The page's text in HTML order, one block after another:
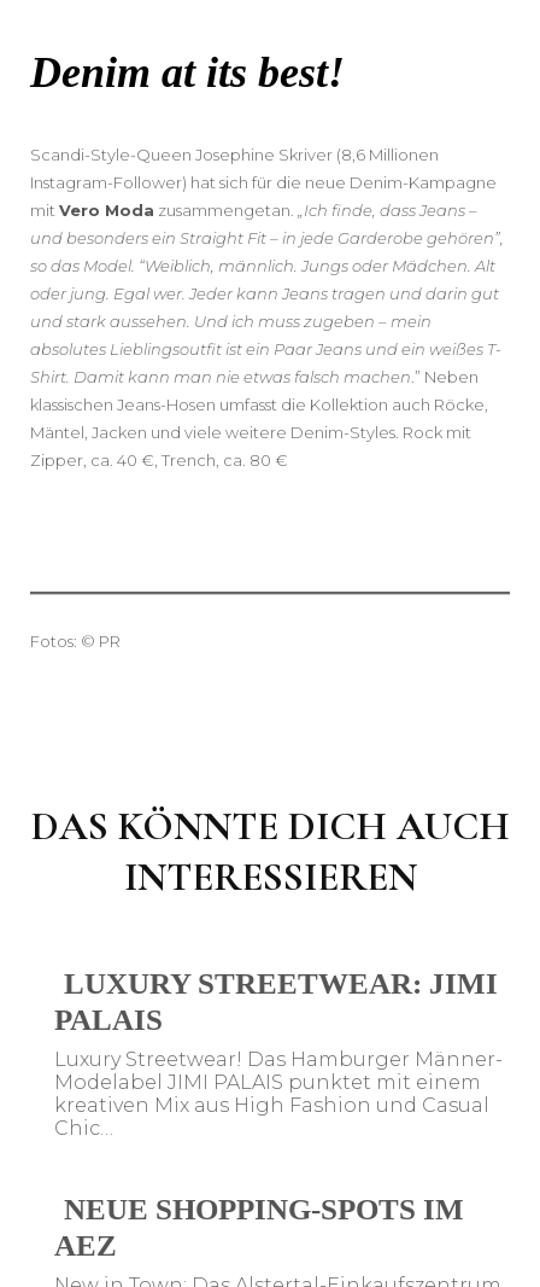
Denim at its best!
Scandi-Style-Queen Josephine Skriver (8,6 Millionen
Instagram-Follower) hat sich für die neue Denim-Kampagne
mit Vero Moda zusammengetan.
„Ich finde, dass Jeans –
und besonders ein Straight Fit – in jede Garderobe gehören”,
so das Model. “Weiblich, männlich. Jungs oder Mädchen. Alt
oder jung. Egal wer. Jeder kann Jeans tragen und darin gut
und stark aussehen. Und ich muss zugeben – mein
absolutes Lieblingsoutfit ist ein Paar Jeans und ein weißes T-
Shirt. Damit kann man nie etwas falsch machen .” Neben
klassischen Jeans-Hosen umfasst die Kollektion auch Röcke,
Mäntel, Jacken und viele weitere Denim-Styles. Rock mit
Zipper, ca. 40 €, Trench, ca. 80 €
Fotos: © PR
DAS KÖNNTE DICH AUCH
INTERESSIEREN
LUXURY STREETWEAR: JIMI
PALAIS
Luxury Streetwear! Das Hamburger Männer-
Modelabel JIMI PALAIS punktet mit einem
kreativen Mix aus High Fashion und Casual
Chic…
NEUE SHOPPING-SPOTS IM
AEZ